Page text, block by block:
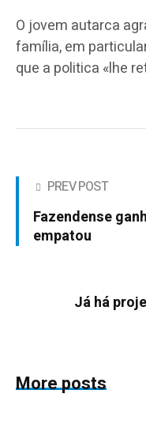
O jovem autarca
família, em
que a politica «lhe
PREV POST
Fazendense
empatou
Já há
More posts